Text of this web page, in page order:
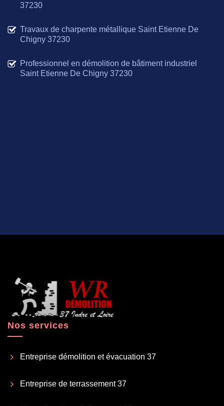
37230
Travaux de charpente métallique Saint Etienne De
Chigny 37230
Professionnel en démolition de bâtiment industriel
Saint Etienne De Chigny 37230
Nos services
Entreprise démolition et évacuation 37
Entreprise de terrassement 37